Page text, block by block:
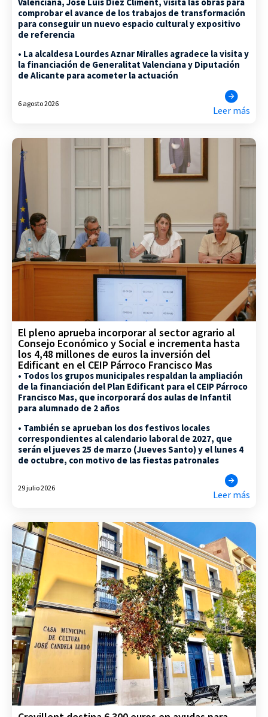
comprobar el avance de los trabajos de transformación
para conseguir un nuevo espacio cultural y expositivo
de referencia
• La alcaldesa Lourdes Aznar Miralles agradece la visita y
la financiación de Generalitat Valenciana y Diputación
de Alicante para acometer la actuación
6 agosto 2026
Leer más
El pleno aprueba incorporar al sector agrario al
Consejo Económico y Social e incrementa hasta
los 4,48 millones de euros la inversión del
Edificant en el CEIP Párroco Francisco Mas
• Todos los grupos municipales respaldan la ampliación
de la financiación del Plan Edificant para el CEIP Párroco
Francisco Mas, que incorporará dos aulas de Infantil
para alumnado de 2 años
• También se aprueban los dos festivos locales
correspondientes al calendario laboral de 2027, que
serán el jueves 25 de marzo (Jueves Santo) y el lunes 4
de octubre, con motivo de las fiestas patronales
29 julio 2026
Leer más